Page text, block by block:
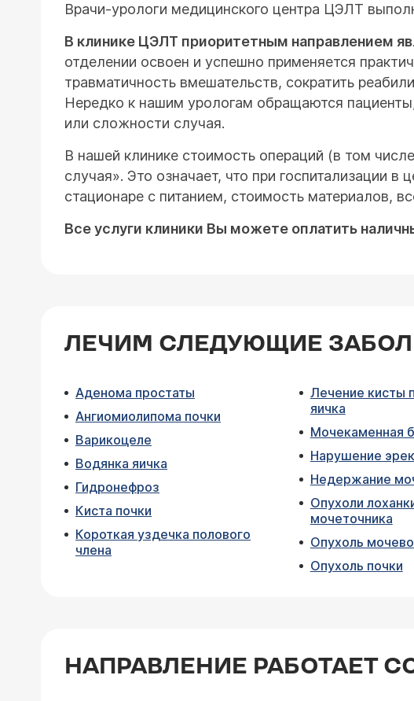
Врачи-урологи медицинского центра ЦЭЛТ
В клинике ЦЭЛТ приоритетным направлением
отделении освоен и успешно применяется
травматичность вмешательств, сократить
Нередко к нашим урологам обращаются
или сложности случая.
В нашей клинике стоимость операций (в том
случая». Это означает, что при госпитализации
стационаре с питанием, стоимость материалов,
Все услуги клиники Вы можете оплатить
ЛЕЧИМ СЛЕДУЮЩИЕ
Аденома простаты
Ангиомиолипома почки
Варикоцеле
Водянка яичка
Гидронефроз
Киста почки
Короткая уздечка полового
члена
Лечение кисты
яичка
Мочекаменная
Нарушение
Недержание
Опухоли
мочеточника
Опухоль
Опухоль почки
НАПРАВЛЕНИЕ РАБОТАЕТ